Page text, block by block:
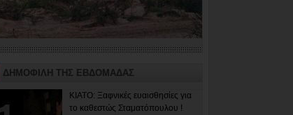
ΔΗΜΟΦΙΛΗ ΤΗΣ ΕΒΔΟΜΑΔΑΣ
ΚΙΑΤΟ: Ξαφνικές ευαισθησίες για
το καθεστώς Σταματόπουλου !